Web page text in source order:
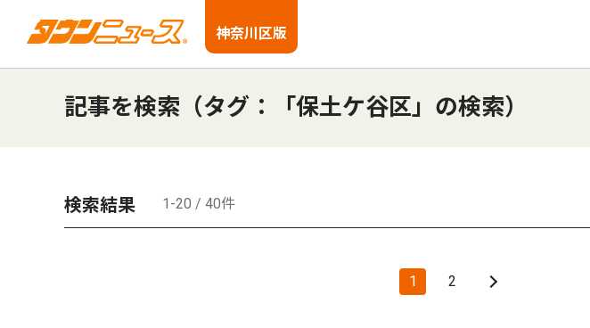
神奈川区版
記事を検索（タグ：「保土ケ谷区」の検索）
検索結果 1-20 / 40件
1 2